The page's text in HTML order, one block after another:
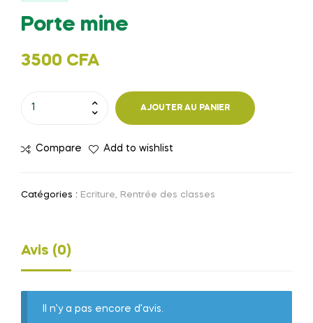
Porte mine
3500 CFA
mine
AJOUTER AU PANIER
Compare Add to wishlist
Catégories : Ecriture, Rentrée des classes
Avis (0)
Il n’y a pas encore d’avis.